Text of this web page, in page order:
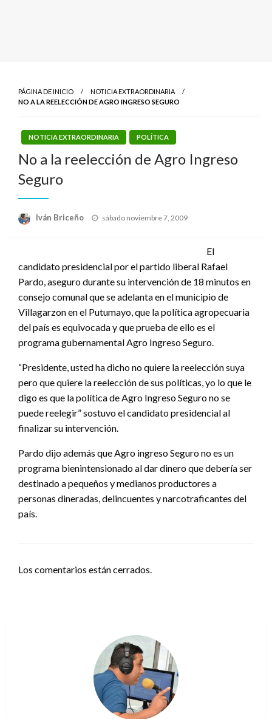
PÁGINA DE INICIO
NOTICIA EXTRAORDINARIA
NO A LA REELECCIÓN DE AGRO INGRESO SEGURO
NOTICIA EXTRAORDINARIA POLÍTICA
No a la reelección de Agro Ingreso
Seguro
Iván Briceño
Publicado
sábado noviembre 7, 2009
El
candidato presidencial por el partido liberal Rafael
Pardo, aseguro durante su intervención de 18 minutos en
consejo comunal que se adelanta en el municipio de
Villagarzon en el Putumayo, que la política agropecuaria
del país es equivocada y que prueba de ello es el
programa gubernamental Agro Ingreso Seguro.
“Presidente, usted ha dicho no quiere la reelección suya
pero que quiere la reelección de sus políticas, yo lo que le
digo es que la política de Agro Ingreso Seguro no se
puede reelegir” sostuvo el candidato presidencial al
finalizar su intervención.
Pardo dijo además que Agro ingreso Seguro no es un
programa bienintensionado al dar dinero que debería ser
destinado a pequeños y medianos productores a
personas dineradas, delincuentes y narcotraficantes del
país.
Los comentarios están cerrados.